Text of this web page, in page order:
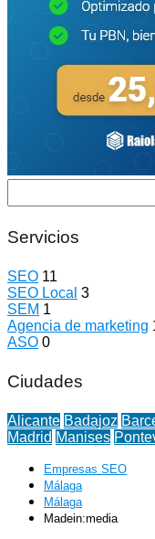
Servicios
SEO 11
SEO Local 3
SEM 1
Agencia de marketing
ASO 0
Ciudades
Alicante Badajoz
Madrid Manises
Empresas SEO
Málaga
Málaga
Madein:media